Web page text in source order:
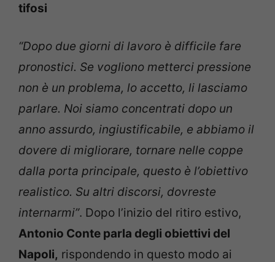
tifosi
“Dopo due giorni di lavoro è difficile fare
pronostici. Se vogliono metterci pressione
non è un problema, lo accetto, li lasciamo
parlare. Noi siamo concentrati dopo un
anno assurdo, ingiustificabile, e abbiamo il
dovere di migliorare, tornare nelle coppe
dalla porta principale, questo è l’obiettivo
realistico. Su altri discorsi, dovreste
internarmi”. Dopo l’inizio del ritiro estivo,
Antonio Conte parla degli obiettivi del
Napoli, rispondendo in questo modo ai